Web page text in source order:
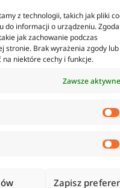
z technologii, takich jak pliki
do informacji o urządzeniu.
jak zachowanie podczas
stronie. Brak wyrażenia zgody lub
na niektóre cechy i funkcje.
Zawsze aktywne
Zapisz
ul. Tarcice
+48 58 342 24
Biuro czynne